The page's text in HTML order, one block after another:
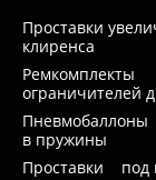
Проставки
клиренса
Ремкомплекты
ограничителей
Пневмобаллоны
в пружины
Проставки под